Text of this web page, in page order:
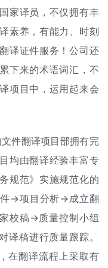
家译员，不仅拥有丰
素养，有能力、时刻
译证件服务！公司还
下来的术语词汇，不
项目中，运用起来会
件翻译项目部拥有完
均由翻译经验丰富专
规范》实施规范化的
件→项目分析→成立翻
校稿→质量控制小组
稿进行质量跟踪。
在翻译流程上采取有